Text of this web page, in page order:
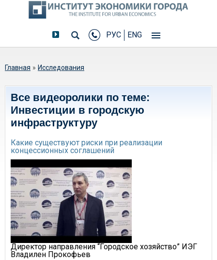
РУС ENG
Вы здесь
Главная » Исследования
Все видеоролики по теме:
Инвестиции в городскую
инфраструктуру
Какие существуют риски при реализации
концессионных соглашений
Директор направления “Городское хозяйство” ИЭГ
Владилен Прокофьев